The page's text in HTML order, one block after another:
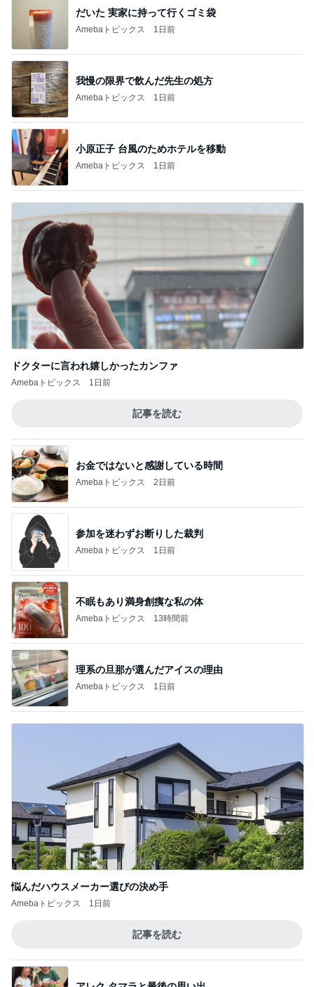
だいた 実家に持って行くゴミ袋
Amebaトピックス 1日前
我慢の限界で飲んだ先生の処方
Amebaトピックス 1日前
小原正子 台風のためホテルを移動
Amebaトピックス 1日前
ドクターに言われ嬉しかったカンファ
Amebaトピックス 1日前
記事を読む
お金ではないと感謝している時間
Amebaトピックス 2日前
参加を迷わずお断りした裁判
Amebaトピックス 1日前
不眠もあり満身創痍な私の体
Amebaトピックス 13時間前
理系の旦那が選んだアイスの理由
Amebaトピックス 1日前
悩んだハウスメーカー選びの決め手
Amebaトピックス 1日前
記事を読む